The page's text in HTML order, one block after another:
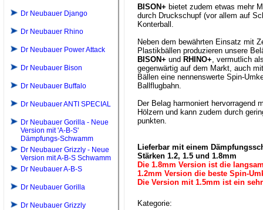
Dr Neubauer Django
Dr Neubauer Rhino
Dr Neubauer Power Attack
Dr Neubauer Bison
Dr Neubauer Buffalo
Dr Neubauer ANTI SPECIAL
Dr Neubauer Gorilla - Neue
Version mit 'A-B-S'
Dämpfungs-Schwamm
Dr Neubauer Grizzly - Neue
Version mit A-B-S Schwamm
Dr Neubauer A-B-S
Dr Neubauer Gorilla
Dr Neubauer Grizzly
BISON+ bietet zudem etwas mehr
durch Druckschupf (vor allem auf
Konterball.
Neben dem bewährten Einsatz mit
Plastikbällen produzieren unsere
BISON+ und RHINO+, vermutlich
gegenwärtig auf dem Markt, auch
Bällen eine nennenswerte Spin-
Ballflugbahn.
Der Belag harmoniert hervorragend
Hölzern und kann zudem durch
punkten.
Lieferbar mit einem
Stärken 1.2, 1.5 und 1.8mm
Die 1.8mm Version ist die
1.2mm Version die beste Spin-
Die Version mit 1.5mm ist ein
Kategorie: